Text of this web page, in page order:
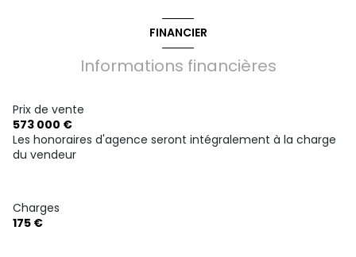
kitchenette (équipée)
Chauffage individuel : au sol (gaz)
exposition Sud-Ouest
2 étage(s)
FINANCIER
Informations financières
Prix de vente
573 000 €
Les honoraires d'agence seront intégralement à la charge
du vendeur
Charges
175 €